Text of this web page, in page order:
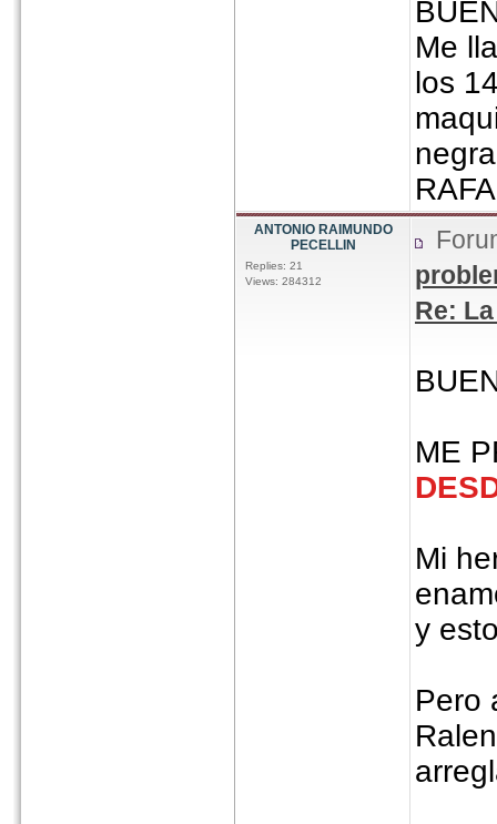
Me
los
ANTONIO RAIMUNDO
PECELLIN
Replies: 21
Views: 284312
Re:
ME
Mi
y
Pero